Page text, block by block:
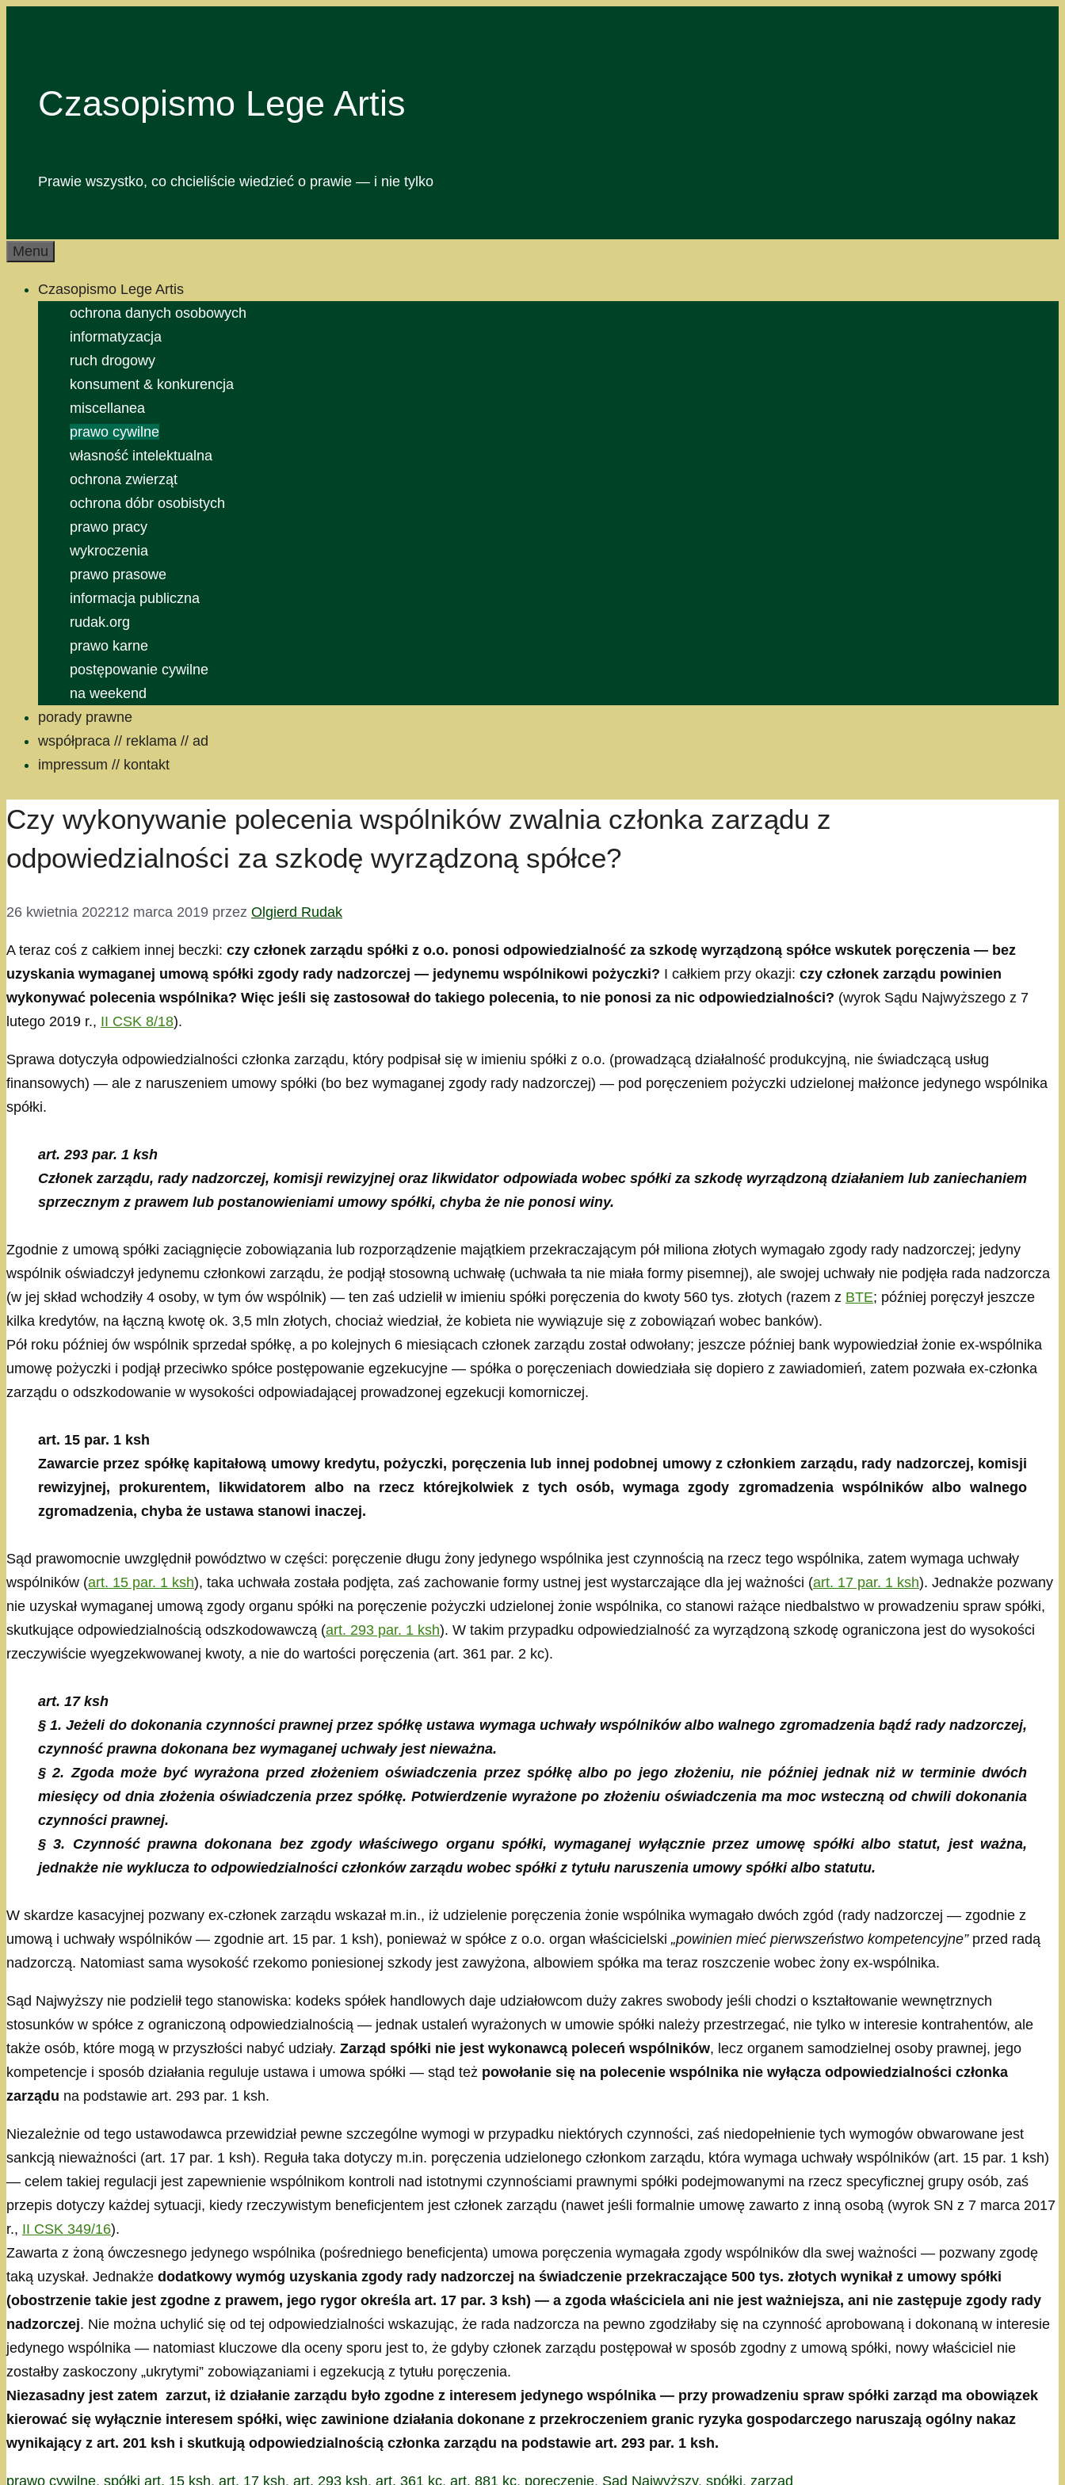
Czasopismo Lege Artis
Prawie wszystko, co chcieliście wiedzieć o prawie — i nie tylko
Menu
Czasopismo Lege Artis
ochrona danych osobowych
informatyzacja
ruch drogowy
konsument & konkurencja
miscellanea
prawo cywilne
własność intelektualna
ochrona zwierząt
ochrona dóbr osobistych
prawo pracy
wykroczenia
prawo prasowe
informacja publiczna
rudak.org
prawo karne
postępowanie cywilne
na weekend
porady prawne
współpraca // reklama // ad
impressum // kontakt
Czy wykonywanie polecenia wspólników zwalnia członka zarządu z
odpowiedzialności za szkodę wyrządzoną spółce?
26 kwietnia 202212 marca 2019 przez Olgierd Rudak
A teraz coś z całkiem innej beczki: czy członek zarządu spółki z o.o. ponosi odpowiedzialność za szkodę wyrządzoną spółce wskutek poręczenia — bez
uzyskania wymaganej umową spółki zgody rady nadzorczej — jedynemu wspólnikowi pożyczki? I całkiem przy okazji: czy członek zarządu powinien
wykonywać polecenia wspólnika? Więc jeśli się zastosował do takiego polecenia, to nie ponosi za nic odpowiedzialności? (wyrok Sądu Najwyższego z 7
lutego 2019 r., II CSK 8/18).
Sprawa dotyczyła odpowiedzialności członka zarządu, który podpisał się w imieniu spółki z o.o. (prowadzącą działalność produkcyjną, nie świadczącą usług
finansowych) — ale z naruszeniem umowy spółki (bo bez wymaganej zgody rady nadzorczej) — pod poręczeniem pożyczki udzielonej małżonce jedynego wspólnika
spółki.
art. 293 par. 1 ksh
Członek zarządu, rady nadzorczej, komisji rewizyjnej oraz likwidator odpowiada wobec spółki za szkodę wyrządzoną działaniem lub zaniechaniem
sprzecznym z prawem lub postanowieniami umowy spółki, chyba że nie ponosi winy.
Zgodnie z umową spółki zaciągnięcie zobowiązania lub rozporządzenie majątkiem przekraczającym pół miliona złotych wymagało zgody rady nadzorczej; jedyny
wspólnik oświadczył jedynemu członkowi zarządu, że podjął stosowną uchwałę (uchwała ta nie miała formy pisemnej), ale swojej uchwały nie podjęła rada nadzorcza
(w jej skład wchodziły 4 osoby, w tym ów wspólnik) — ten zaś udzielił w imieniu spółki poręczenia do kwoty 560 tys. złotych (razem z BTE; później poręczył jeszcze
kilka kredytów, na łączną kwotę ok. 3,5 mln złotych, chociaż wiedział, że kobieta nie wywiązuje się z zobowiązań wobec banków).
Pół roku później ów wspólnik sprzedał spółkę, a po kolejnych 6 miesiącach członek zarządu został odwołany; jeszcze później bank wypowiedział żonie ex-wspólnika
umowę pożyczki i podjął przeciwko spółce postępowanie egzekucyjne — spółka o poręczeniach dowiedziała się dopiero z zawiadomień, zatem pozwała ex-członka
zarządu o odszkodowanie w wysokości odpowiadającej prowadzonej egzekucji komorniczej.
art. 15 par. 1 ksh
Zawarcie przez spółkę kapitałową umowy kredytu, pożyczki, poręczenia lub innej podobnej umowy z członkiem zarządu, rady nadzorczej, komisji
rewizyjnej, prokurentem, likwidatorem albo na rzecz którejkolwiek z tych osób, wymaga zgody zgromadzenia wspólników albo walnego
zgromadzenia, chyba że ustawa stanowi inaczej.
Sąd prawomocnie uwzględnił powództwo w części: poręczenie długu żony jedynego wspólnika jest czynnością na rzecz tego wspólnika, zatem wymaga uchwały
wspólników (art. 15 par. 1 ksh), taka uchwała została podjęta, zaś zachowanie formy ustnej jest wystarczające dla jej ważności (art. 17 par. 1 ksh). Jednakże pozwany
nie uzyskał wymaganej umową zgody organu spółki na poręczenie pożyczki udzielonej żonie wspólnika, co stanowi rażące niedbalstwo w prowadzeniu spraw spółki,
skutkujące odpowiedzialnością odszkodowawczą (art. 293 par. 1 ksh). W takim przypadku odpowiedzialność za wyrządzoną szkodę ograniczona jest do wysokości
rzeczywiście wyegzekwowanej kwoty, a nie do wartości poręczenia (art. 361 par. 2 kc).
art. 17 ksh
§ 1. Jeżeli do dokonania czynności prawnej przez spółkę ustawa wymaga uchwały wspólników albo walnego zgromadzenia bądź rady nadzorczej,
czynność prawna dokonana bez wymaganej uchwały jest nieważna.
§ 2. Zgoda może być wyrażona przed złożeniem oświadczenia przez spółkę albo po jego złożeniu, nie później jednak niż w terminie dwóch
miesięcy od dnia złożenia oświadczenia przez spółkę. Potwierdzenie wyrażone po złożeniu oświadczenia ma moc wsteczną od chwili dokonania
czynności prawnej.
§ 3. Czynność prawna dokonana bez zgody właściwego organu spółki, wymaganej wyłącznie przez umowę spółki albo statut, jest ważna,
jednakże nie wyklucza to odpowiedzialności członków zarządu wobec spółki z tytułu naruszenia umowy spółki albo statutu.
W skardze kasacyjnej pozwany ex-członek zarządu wskazał m.in., iż udzielenie poręczenia żonie wspólnika wymagało dwóch zgód (rady nadzorczej — zgodnie z
umową i uchwały wspólników — zgodnie art. 15 par. 1 ksh), ponieważ w spółce z o.o. organ właścicielski „powinien mieć pierwszeństwo kompetencyjne”przed radą
nadzorczą. Natomiast sama wysokość rzekomo poniesionej szkody jest zawyżona, albowiem spółka ma teraz roszczenie wobec żony ex-wspólnika.
Sąd Najwyższy nie podzielił tego stanowiska: kodeks spółek handlowych daje udziałowcom duży zakres swobody jeśli chodzi o kształtowanie wewnętrznych
stosunków w spółce z ograniczoną odpowiedzialnością — jednak ustaleń wyrażonych w umowie spółki należy przestrzegać, nie tylko w interesie kontrahentów, ale
także osób, które mogą w przyszłości nabyć udziały. Zarząd spółki nie jest wykonawcą poleceń wspólników, lecz organem samodzielnej osoby prawnej, jego
kompetencje i sposób działania reguluje ustawa i umowa spółki — stąd też powołanie się na polecenie wspólnika nie wyłącza odpowiedzialności członka
zarządu na podstawie art. 293 par. 1 ksh.
Niezależnie od tego ustawodawca przewidział pewne szczególne wymogi w przypadku niektórych czynności, zaś niedopełnienie tych wymogów obwarowane jest
sankcją nieważności (art. 17 par. 1 ksh). Reguła taka dotyczy m.in. poręczenia udzielonego członkom zarządu, która wymaga uchwały wspólników (art. 15 par. 1 ksh)
— celem takiej regulacji jest zapewnienie wspólnikom kontroli nad istotnymi czynnościami prawnymi spółki podejmowanymi na rzecz specyficznej grupy osób, zaś
przepis dotyczy każdej sytuacji, kiedy rzeczywistym beneficjentem jest członek zarządu (nawet jeśli formalnie umowę zawarto z inną osobą (wyrok SN z 7 marca 2017
r., II CSK 349/16).
Zawarta z żoną ówczesnego jedynego wspólnika (pośredniego beneficjenta) umowa poręczenia wymagała zgody wspólników dla swej ważności — pozwany zgodę
taką uzyskał. Jednakże dodatkowy wymóg uzyskania zgody rady nadzorczej na świadczenie przekraczające 500 tys. złotych wynikał z umowy spółki
(obostrzenie takie jest zgodne z prawem, jego rygor określa art. 17 par. 3 ksh) — a zgoda właściciela ani nie jest ważniejsza, ani nie zastępuje zgody rady
nadzorczej. Nie można uchylić się od tej odpowiedzialności wskazując, że rada nadzorcza na pewno zgodziłaby się na czynność aprobowaną i dokonaną w interesie
jedynego wspólnika — natomiast kluczowe dla oceny sporu jest to, że gdyby członek zarządu postępował w sposób zgodny z umową spółki, nowy właściciel nie
zostałby zaskoczony „ukrytymi” zobowiązaniami i egzekucją z tytułu poręczenia.
Niezasadny jest zatem zarzut, iż działanie zarządu było zgodne z interesem jedynego wspólnika — przy prowadzeniu spraw spółki zarząd ma obowiązek
kierować się wyłącznie interesem spółki, więc zawinione działania dokonane z przekroczeniem granic ryzyka gospodarczego naruszają ogólny nakaz
wynikający z art. 201 ksh i skutkują odpowiedzialnością członka zarządu na podstawie art. 293 par. 1 ksh.
Kategorie
prawo cywilne, spółki Tagi
art. 15 ksh, art. 17 ksh, art. 293 ksh, art. 361 kc, art. 881 kc, poręczenie, Sąd Najwyższy, spółki, zarząd